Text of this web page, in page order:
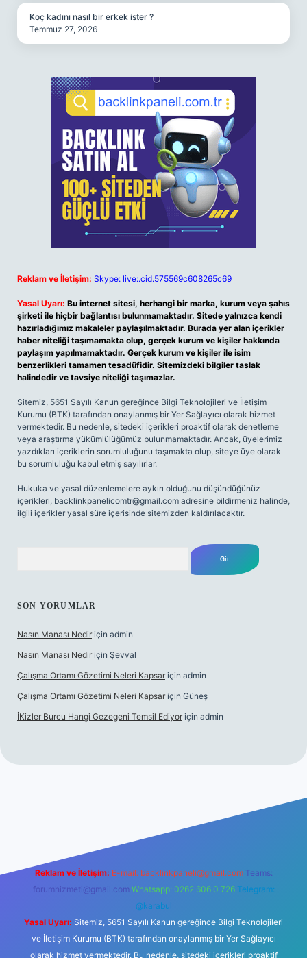
Koç kadını nasıl bir erkek ister ?
Temmuz 27, 2026
Reklam ve İletişim: Skype: live:.cid.575569c608265c69
Yasal Uyarı: Bu internet sitesi, herhangi bir marka, kurum veya şahıs
şirketi ile hiçbir bağlantısı bulunmamaktadır. Sitede yalnızca kendi
hazırladığımız makaleler paylaşılmaktadır. Burada yer alan içerikler
haber niteliği taşımamakta olup, gerçek kurum ve kişiler hakkında
paylaşım yapılmamaktadır. Gerçek kurum ve kişiler ile isim
benzerlikleri tamamen tesadüfidir. Sitemizdeki bilgiler taslak
halindedir ve tavsiye niteliği taşımazlar.
Sitemiz, 5651 Sayılı Kanun gereğince Bilgi Teknolojileri ve İletişim
Kurumu (BTK) tarafından onaylanmış bir Yer Sağlayıcı olarak hizmet
vermektedir. Bu nedenle, sitedeki içerikleri proaktif olarak denetleme
veya araştırma yükümlülüğümüz bulunmamaktadır. Ancak, üyelerimiz
yazdıkları içeriklerin sorumluluğunu taşımakta olup, siteye üye olarak
bu sorumluluğu kabul etmiş sayılırlar.
Hukuka ve yasal düzenlemelere aykırı olduğunu düşündüğünüz
içerikleri, backlinkpanelicomtr@gmail.com adresine bildirmeniz halinde,
ilgili içerikler yasal süre içerisinde sitemizden kaldırılacaktır.
SON YORUMLAR
Nasın Manası Nedir için admin
Nasın Manası Nedir için Şevval
Çalışma Ortamı Gözetimi Neleri Kapsar için admin
Çalışma Ortamı Gözetimi Neleri Kapsar için Güneş
İKizler Burcu Hangi Gezegeni Temsil Ediyor için admin
Reklam ve İletişim: E-mail: backlinkpaneli@gmail.com Teams:
forumhizmeti@gmail.com Whatsapp: 0262 606 0 726 Telegram:
@karabul
Yasal Uyarı: Sitemiz, 5651 Sayılı Kanun gereğince Bilgi Teknolojileri
ve İletişim Kurumu (BTK) tarafından onaylanmış bir Yer Sağlayıcı
olarak hizmet vermektedir. Bu nedenle, sitedeki içerikleri proaktif